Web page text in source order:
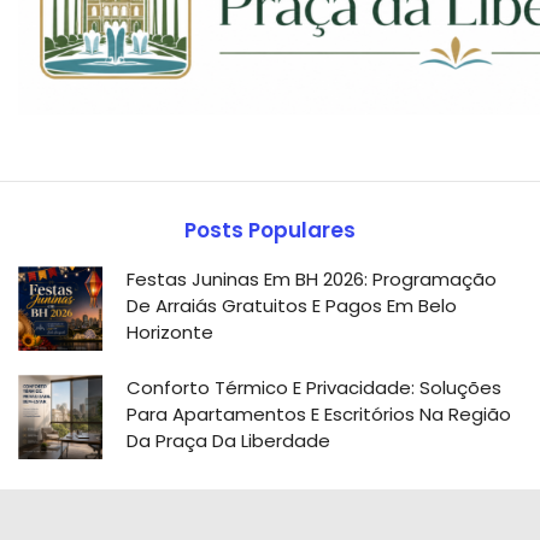
Posts Populares
Festas Juninas Em BH 2026: Programação
De Arraiás Gratuitos E Pagos Em Belo
Horizonte
Conforto Térmico E Privacidade: Soluções
Para Apartamentos E Escritórios Na Região
Da Praça Da Liberdade